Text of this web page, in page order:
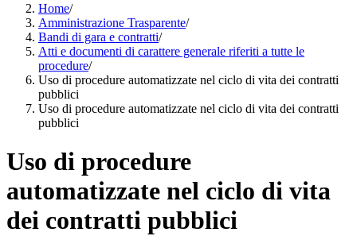
Home/
Amministrazione Trasparente/
Bandi di gara e contratti/
Atti e documenti di carattere generale riferiti a tutte le
procedure/
Uso di procedure automatizzate nel ciclo di vita dei contratti
pubblici
Uso di procedure automatizzate nel ciclo di vita dei contratti
pubblici
Uso di procedure
automatizzate nel ciclo di vita
dei contratti pubblici